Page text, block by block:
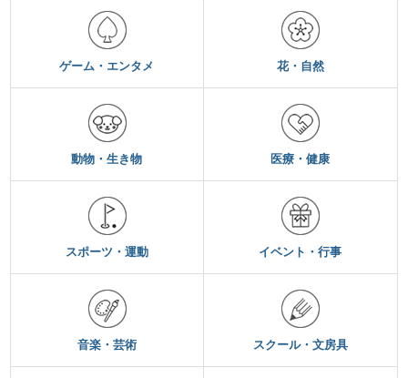
ゲーム・エンタメ 花・自然
動物・生き物 医療・健康
スポーツ・運動 イベント・行事
音楽・芸術 スクール・文房具